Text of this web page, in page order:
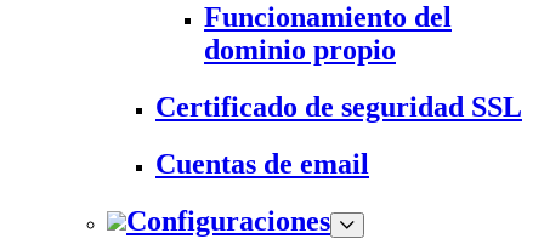
Funcionamiento del
dominio propio
Certificado de seguridad SSL
Cuentas de email
Configuraciones